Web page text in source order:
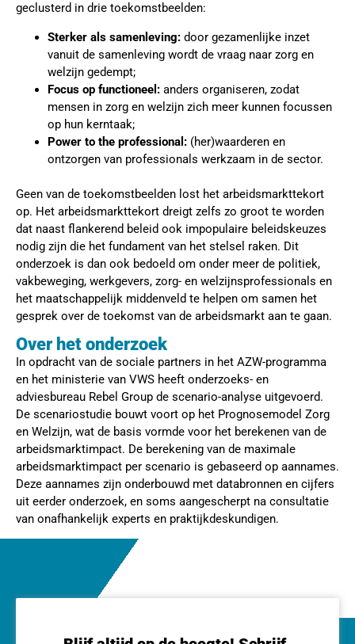
geclusterd in drie toekomstbeelden:
Sterker als samenleving: door gezamenlijke inzet
vanuit de samenleving wordt de vraag naar zorg en
welzijn gedempt;
Focus op functioneel: anders organiseren, zodat
mensen in zorg en welzijn zich meer kunnen focussen
op hun kerntaak;
Power to the professional: (her)waarderen en
ontzorgen van professionals werkzaam in de sector.
Geen van de toekomstbeelden lost het arbeidsmarkttekort
op. Het arbeidsmarkttekort dreigt zelfs zo groot te worden
dat naast flankerend beleid ook impopulaire beleidskeuzes
nodig zijn die het fundament van het stelsel raken. Dit
onderzoek is dan ook bedoeld om onder meer de politiek,
vakbeweging, werkgevers, zorg- en welzijnsprofessionals en
het maatschappelijk middenveld te helpen om samen het
gesprek over de toekomst van de arbeidsmarkt aan te gaan.
Over het onderzoek
In opdracht van de sociale partners in het AZW-programma
en het ministerie van VWS heeft onderzoeks- en
adviesbureau Rebel Group de scenario-analyse uitgevoerd.
De scenariostudie bouwt voort op het Prognosemodel Zorg
en Welzijn, wat de basis vormde voor het berekenen van de
arbeidsmarktimpact. De berekening van de maximale
arbeidsmarktimpact per scenario is gebaseerd op aannames.
Deze aannames zijn onderbouwd met databronnen en cijfers
uit eerder onderzoek, en soms aangescherpt na consultatie
van onafhankelijk experts en praktijkdeskundigen.